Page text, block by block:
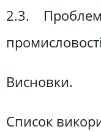
2.3.
Висновки.
Список